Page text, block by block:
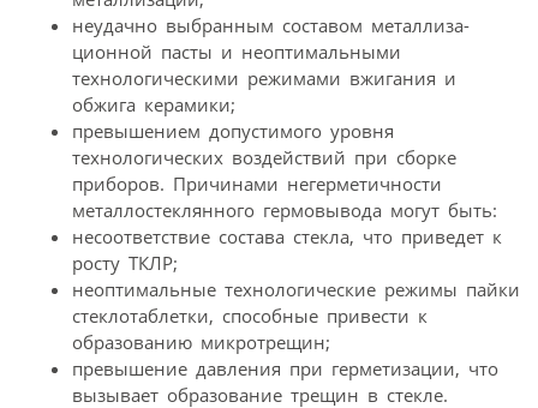
неудачно выбранным составом металлиза-
ционной пасты и неоптимальными
технологическими режимами вжигания и
обжига керамики;
превышением допустимого уровня
технологических воздействий при сборке
приборов. Причинами негерметичности
металлостеклянного гермовывода могут быть:
несоответствие состава стекла, что приведет к
росту ТКЛР;
неоптимальные технологические режимы пайки
стеклотаблетки, способные привести к
образованию микротрещин;
превышение давления при герметизации, что
вызывает образование трещин в стекле.